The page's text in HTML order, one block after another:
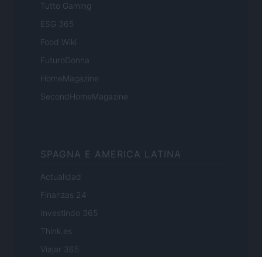
Tutto Gaming
ESG 365
Food Wiki
FuturoDonna
HomeMagazine
SecondHomeMagazine
SPAGNA E AMERICA LATINA
Actualidad
Finanzas 24
Investindo 365
Think.es
Viajar 365